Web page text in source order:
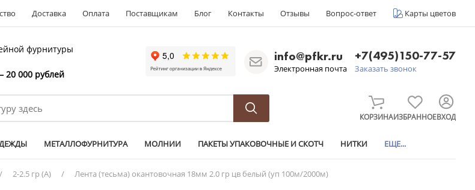
Доставка Оплата Поставщикам Блог Контакты Отзывы Вопрос-ответ Карты цветов
фурнитуры
000 рублей
info@pfkr.ru
Электронная почта
+7(495)150-77-57
Заказать звонок
КОРЗИНАИЗБРАННОЕВХОД
МЕТАЛЛОФУРНИТУРА МОЛНИИ ПАКЕТЫ УПАКОВОЧНЫЕ И СКОТЧ НИТКИ ЕЩЕ...
/ 2-2.5 гр (А) / Лента (тесьма) окантовочная 18мм 2.0 гр цв белый (уп 100м/2000м)